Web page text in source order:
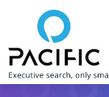
Skip to main